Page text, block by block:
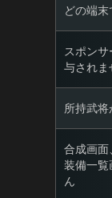
どの端末
スポン
与されま
所持武
合成画面
装備一覧
ん